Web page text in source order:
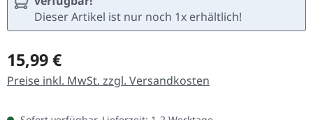
Dieser Artikel ist nur noch 1x erhältlich!
Regulärer Preis:
15,99 €
Preise inkl. MwSt. zzgl. Versandkosten